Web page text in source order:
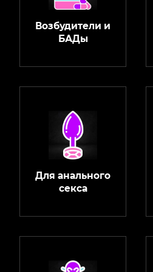
Возбудители и
БАДы
Для анального
секса